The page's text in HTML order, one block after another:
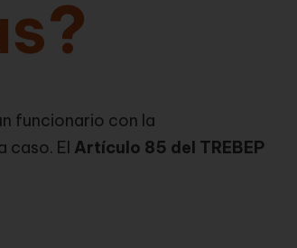
funcionario con la
caso. El Artículo 85 del TREBEP